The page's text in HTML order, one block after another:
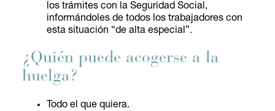
los trámites con la Seguridad Social,
informándoles de todos los trabajadores con
esta situación “de alta especial”.
¿Quién puede acogerse a la
huelga?
Todo el que quiera.